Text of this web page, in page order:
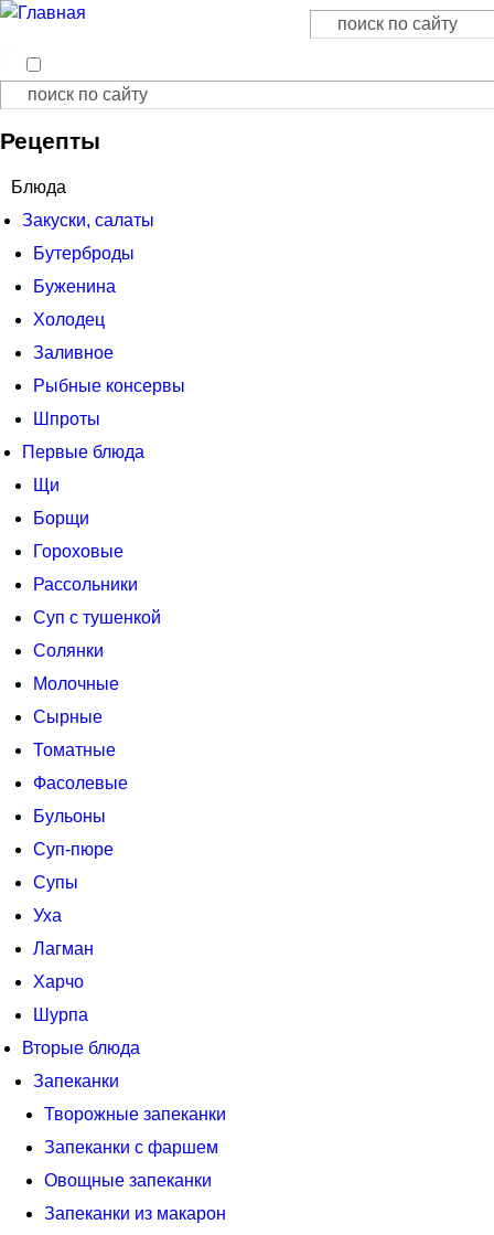
Форма поиска
Поиск
Форма поиска
Поиск
Рецепты
Блюда
Закуски, салаты
Бутерброды
Буженина
Холодец
Заливное
Рыбные консервы
Шпроты
Первые блюда
Щи
Борщи
Гороховые
Рассольники
Суп с тушенкой
Солянки
Молочные
Сырные
Томатные
Фасолевые
Бульоны
Суп-пюре
Супы
Уха
Лагман
Харчо
Шурпа
Вторые блюда
Запеканки
Творожные запеканки
Запеканки с фаршем
Овощные запеканки
Запеканки из макарон